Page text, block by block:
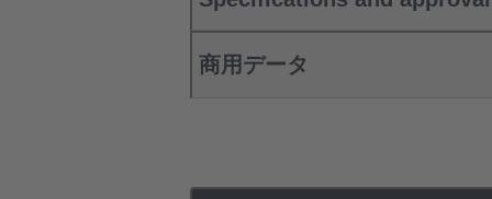
商用データ